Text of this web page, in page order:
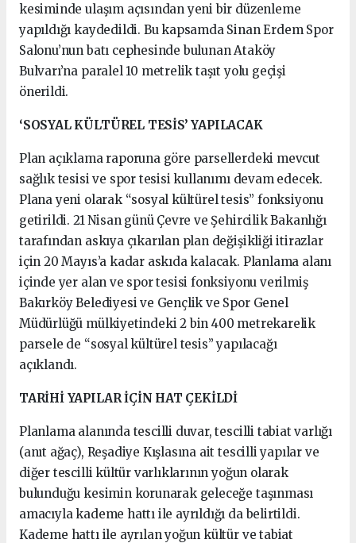
kesiminde ulaşım açısından yeni bir düzenleme
yapıldığı kaydedildi. Bu kapsamda Sinan Erdem Spor
Salonu’nun batı cephesinde bulunan Ataköy
Bulvarı’na paralel 10 metrelik taşıt yolu geçişi
önerildi.
‘SOSYAL KÜLTÜREL TESİS’ YAPILACAK
Plan açıklama raporuna göre parsellerdeki mevcut
sağlık tesisi ve spor tesisi kullanımı devam edecek.
Plana yeni olarak “sosyal kültürel tesis” fonksiyonu
getirildi. 21 Nisan günü Çevre ve Şehircilik Bakanlığı
tarafından askıya çıkarılan plan değişikliği itirazlar
için 20 Mayıs’a kadar askıda kalacak. Planlama alanı
içinde yer alan ve spor tesisi fonksiyonu verilmiş
Bakırköy Belediyesi ve Gençlik ve Spor Genel
Müdürlüğü mülkiyetindeki 2 bin 400 metrekarelik
parsele de “sosyal kültürel tesis” yapılacağı
açıklandı.
TARİHİ YAPILAR İÇİN HAT ÇEKİLDİ
Planlama alanında tescilli duvar, tescilli tabiat varlığı
(anıt ağaç), Reşadiye Kışlasına ait tescilli yapılar ve
diğer tescilli kültür varlıklarının yoğun olarak
bulunduğu kesimin korunarak geleceğe taşınması
amacıyla kademe hattı ile ayrıldığı da belirtildi.
Kademe hattı ile ayrılan yoğun kültür ve tabiat